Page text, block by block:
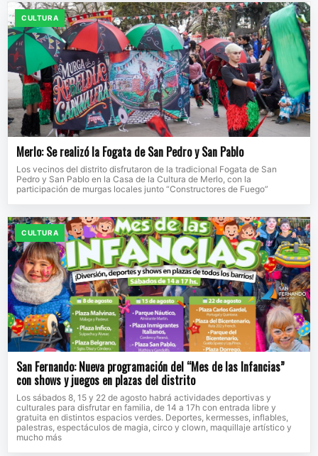
CULTURA
Merlo: Se realizó la Fogata de San Pedro y San Pablo
Los vecinos del distrito disfrutaron de la tradicional Fogata de San
Pedro y San Pablo en la Casa de la Cultura de Merlo, con la
participación de murgas locales junto “Constructores de Fuego”
CULTURA
San Fernando: Nueva programación del “Mes de las Infancias”
con shows y juegos en plazas del distrito
Los sábados 8, 15 y 22 de agosto habrá actividades deportivas y
culturales para disfrutar en familia, de 14 a 17h con entrada libre y
gratuita en distintos espacios verdes. Deportes, kermesses, inflables,
palestras, espectáculos de magia, circo y clown, maquillaje artístico y
mucho más